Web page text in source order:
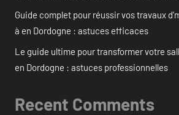
Guide complet pour réussir vos travaux
à en Dordogne : astuces efficaces
Le guide ultime pour transformer votre
en Dordogne : astuces professionnelles
Recent Comments